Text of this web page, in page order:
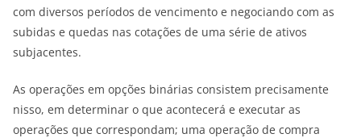
com diversos períodos de vencimento e negociando com as
subidas e quedas nas cotações de uma série de ativos
subjacentes.
As operações em opções binárias consistem precisamente
nisso, em determinar o que acontecerá e executar as
operações que correspondam; uma operação de compra